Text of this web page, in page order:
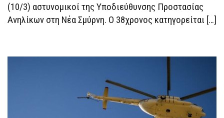
(10/3) αστυνομικοί της Υποδιεύθυνσης Προστασίας
Ανηλίκων στη Νέα Σμύρνη. Ο 38χρονος κατηγορείται […]